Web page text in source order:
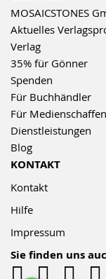
MOSAICSTONES
Aktuelles
Verlag
35% für Gönner
Spenden
Für Buchhändler
Für
Dienstleistungen
Blog
KONTAKT
Kontakt
Hilfe
Impressum
Sie finden uns